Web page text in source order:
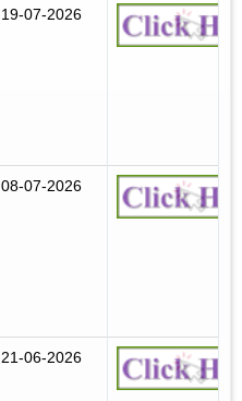
19-07-2026
08-07-2026
21-06-2026